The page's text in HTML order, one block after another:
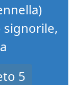
signorile,
5